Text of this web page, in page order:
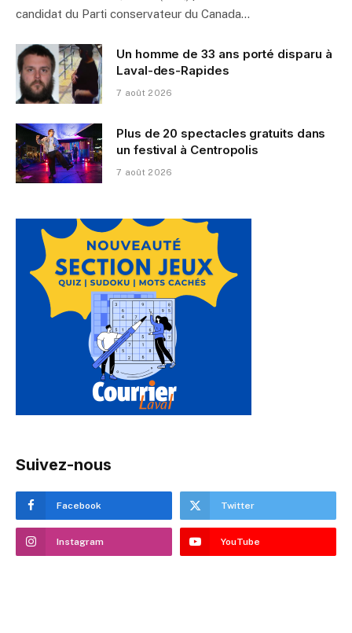
candidat du Parti conservateur du Canada…
Un homme de 33 ans porté disparu à
Laval-des-Rapides
7 août 2026
Plus de 20 spectacles gratuits dans
un festival à Centropolis
7 août 2026
Suivez-nous
Facebook Twitter
Instagram YouTube